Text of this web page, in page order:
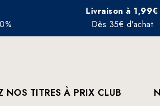
Livraison à 1,99€
Dès 35€ d'achat
NOS TITRES À PRIX CLUB